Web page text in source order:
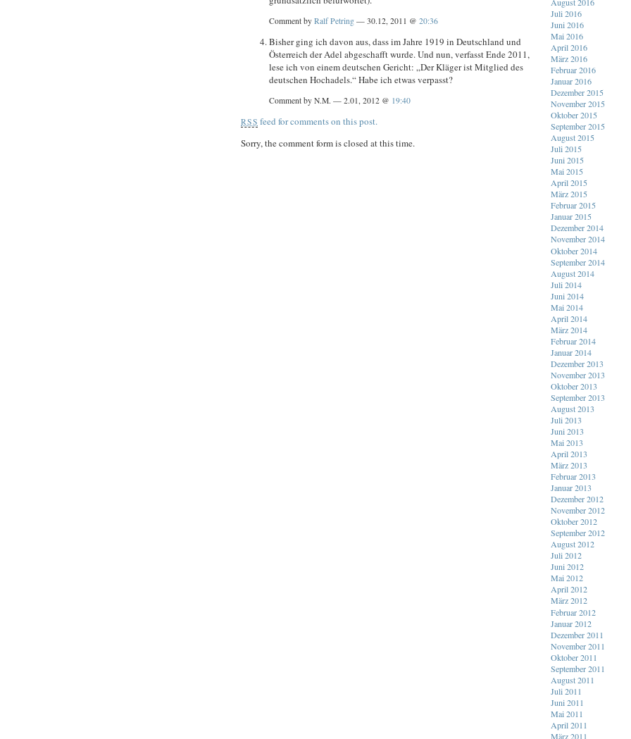
Comment by Ralf Petring — 30.12, 2011 @ 20:36
Bisher ging ich davon aus, dass im Jahre 1919 in Deutschland und
Österreich der Adel abgeschafft wurde. Und nun, verfasst Ende 2011,
lese ich von einem deutschen Gericht: „Der Kläger ist Mitglied des
deutschen Hochadels.“ Habe ich etwas verpasst?
Comment by N.M. — 2.01, 2012 @ 19:40
RSS feed for comments on this post.
Sorry, the comment form is closed at this time.
Juli 2016
Juni 2016
Mai 2016
April 2016
März 2016
Februar 2016
Januar 2016
Dezember 2015
November 2015
Oktober 2015
September 2015
August 2015
Juli 2015
Juni 2015
Mai 2015
April 2015
März 2015
Februar 2015
Januar 2015
Dezember 2014
November 2014
Oktober 2014
September 2014
August 2014
Juli 2014
Juni 2014
Mai 2014
April 2014
März 2014
Februar 2014
Januar 2014
Dezember 2013
November 2013
Oktober 2013
September 2013
August 2013
Juli 2013
Juni 2013
Mai 2013
April 2013
März 2013
Februar 2013
Januar 2013
Dezember 2012
November 2012
Oktober 2012
September 2012
August 2012
Juli 2012
Juni 2012
Mai 2012
April 2012
März 2012
Februar 2012
Januar 2012
Dezember 2011
November 2011
Oktober 2011
September 2011
August 2011
Juli 2011
Juni 2011
Mai 2011
April 2011
März 2011